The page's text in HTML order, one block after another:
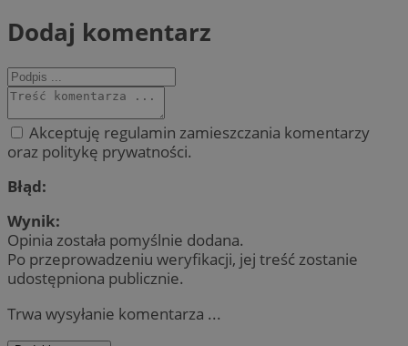
Dodaj komentarz
Akceptuję regulamin zamieszczania komentarzy
oraz politykę prywatności.
Błąd:
Wynik:
Opinia została pomyślnie dodana.
Po przeprowadzeniu weryfikacji, jej treść zostanie
udostępniona publicznie.
Trwa wysyłanie komentarza ...